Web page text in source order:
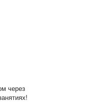
через